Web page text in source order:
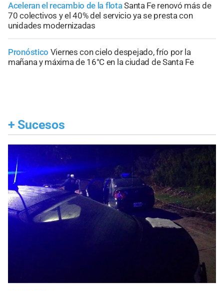
Aceleran el recambio de la flotaSanta Fe renovó más de
70 colectivos y el 40% del servicio ya se presta con
unidades modernizadas
Pronóstico Viernes con cielo despejado, frío por la
mañana y máxima de 16°C en la ciudad de Santa Fe
+ Sucesos